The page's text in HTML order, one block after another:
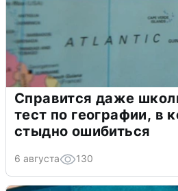
Справится даже
тест по географии, в
стыдно ошибиться
6 августа 130